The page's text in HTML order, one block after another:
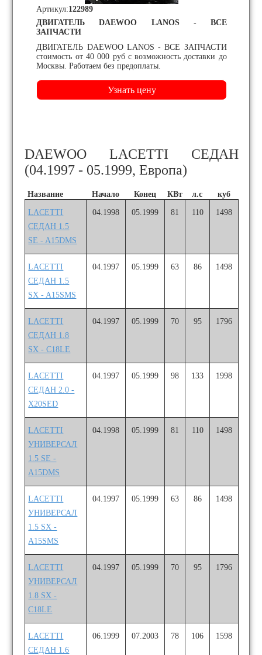
ДВИГАТЕЛЬ DAEWOO LANOS - ВСЕ
ЗАПЧАСТИ
ДВИГАТЕЛЬ DAEWOO LANOS - ВСЕ ЗАПЧАСТИ
стоимость от 40 000 руб с возможность доставки до
Москвы. Работаем без предоплаты.
Артикул:122989
DAEWOO LACETTI СЕДАН
(04.1997 - 05.1999, Европа)
Название Начало Конец КВт л.с куб
LACETTI
СЕДАН 1.5
SE - A15DMS
04.1998 05.1999 81 110 1498
LACETTI
СЕДАН 1.5
SX - A15SMS
04.1997 05.1999 63 86 1498
LACETTI
СЕДАН 1.8
SX - C18LE
04.1997 05.1999 70 95 1796
LACETTI
СЕДАН 2.0 -
X20SED
04.1997 05.1999 98 133 1998
LACETTI
УНИВЕРСАЛ
1.5 SE -
A15DMS
04.1998 05.1999 81 110 1498
LACETTI
УНИВЕРСАЛ
1.5 SX -
A15SMS
04.1997 05.1999 63 86 1498
LACETTI
УНИВЕРСАЛ
1.8 SX -
C18LE
04.1997 05.1999 70 95 1796
LACETTI
СЕДАН 1.6
06.1999 07.2003 78 106 1598